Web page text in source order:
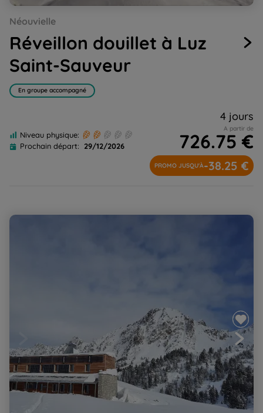
to
1
to
2
to
3
to
4
to
5
Néouvielle
Réveillon douillet à Luz
Saint-Sauveur
En groupe accompagné
Niveau physique:
Prochain départ:
29/12/2026
4 jours
A partir de
726.75 €
PROMO JUSQU'À-38.25 €
Nouvel an dans le vallon secret d'Aygues-Cluses